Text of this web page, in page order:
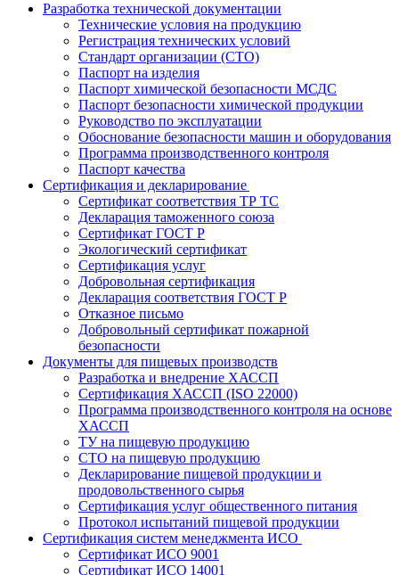
Разработка технической документации
Технические условия на продукцию
Регистрация технических условий
Стандарт организации (СТО)
Паспорт на изделия
Паспорт химической безопасности МСДС
Паспорт безопасности химической продукции
Руководство по эксплуатации
Обоснование безопасности машин и оборудования
Программа производственного контроля
Паспорт качества
Сертификация и декларирование
Сертификат соответствия ТР ТС
Декларация таможенного союза
Сертификат ГОСТ Р
Экологический сертификат
Сертификация услуг
Добровольная сертификация
Декларация соответствия ГОСТ Р
Отказное письмо
Добровольный сертификат пожарной
безопасности
Документы для пищевых производств
Разработка и внедрение ХАССП
Сертификация ХАССП (ISO 22000)
Программа производственного контроля на основе
ХАССП
ТУ на пищевую продукцию
СТО на пищевую продукцию
Декларирование пищевой продукции и
продовольственного сырья
Сертификация услуг общественного питания
Протокол испытаний пищевой продукции
Сертификация систем менеджмента ИСО
Сертификат ИСО 9001
Сертификат ИСО 14001